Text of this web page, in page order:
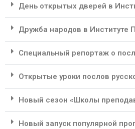
День открытых дверей в
Дружба народов в Институте
Специальный репортаж о
Открытые уроки послов
Новый сезон «Школы
Новый запуск популярной